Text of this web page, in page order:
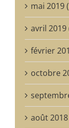
mai 2019
avril 2019
février
octobre
août 2018